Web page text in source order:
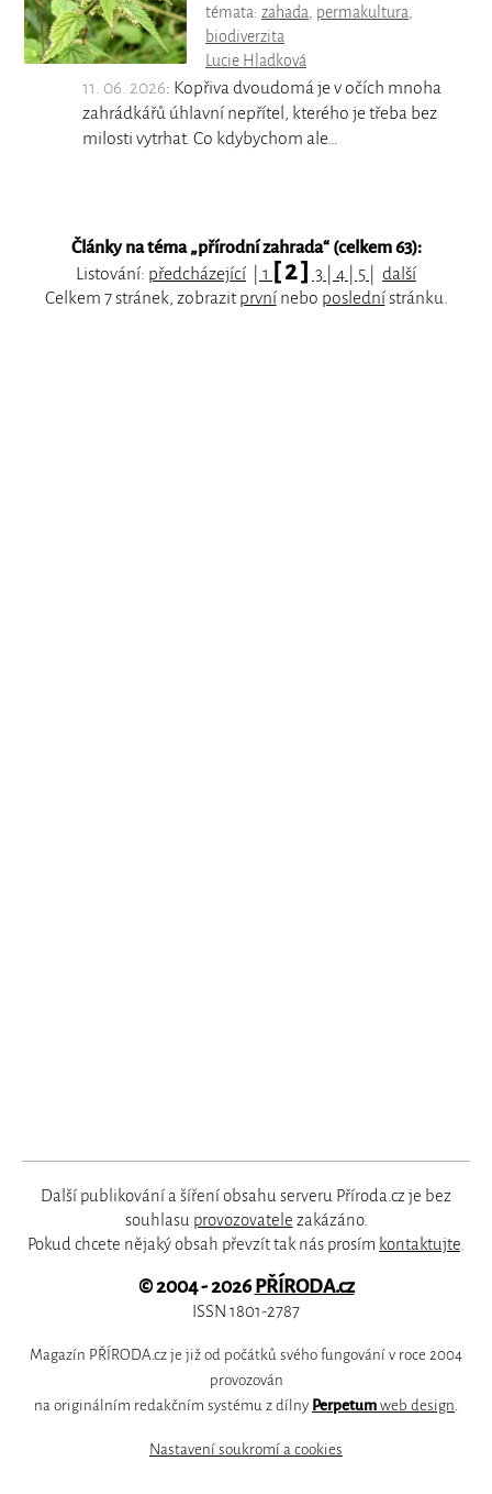
témata: zahada, permakultura,
biodiverzita
Lucie Hladková
11. 06. 2026: Kopřiva dvoudomá je v očích mnoha
zahrádkářů úhlavní nepřítel, kterého je třeba bez
milosti vytrhat. Co kdybychom ale…
Články na téma „přírodní zahrada“ (celkem 63):
Listování: předcházející 1 [ 2 ] 3 4 5
další
Celkem 7 stránek, zobrazitprvnínebo poslednístránku.
Další publikování a šíření obsahu serveru Příroda.cz je bez
souhlasu provozovatele zakázáno.
Pokud chcete nějaký obsah převzít tak nás prosím kontaktujte.
© 2004 - 2026PŘÍRODA.cz
ISSN 1801-2787
Magazín PŘÍRODA.cz je již od počátků svého fungování v roce 2004
provozován
na originálním redakčním systému z dílny Perpetum web design
Nastavení soukromí a cookies